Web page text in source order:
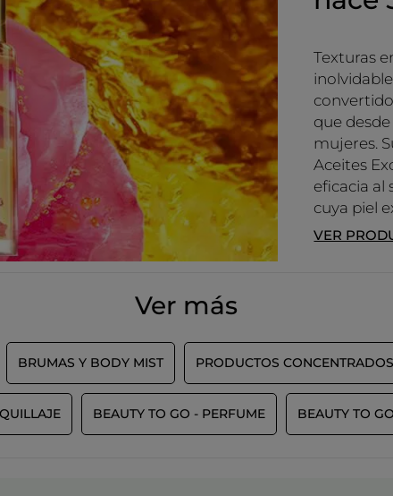
Texturas
que
mujeres.
Aceites
eficacia al
cuya piel
VER
Ver más
BRUMAS Y BODY MIST PRODUCTOS CONCENTRADOS
BEAUTY TO GO - PERFUME BEAUTY TO